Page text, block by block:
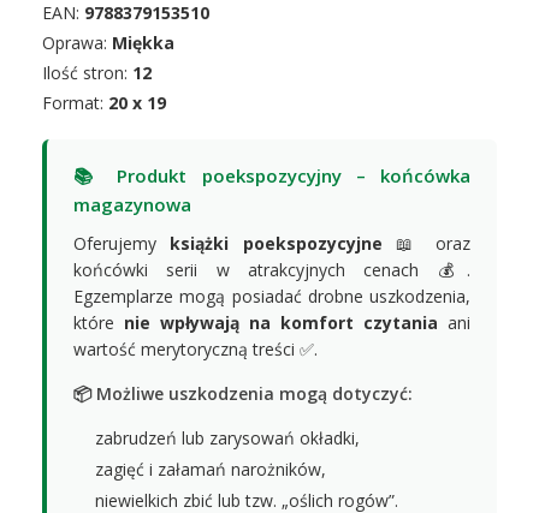
EAN: 9788379153510
Oprawa: Miękka
Ilość stron: 12
Format: 20 x 19
📚 Produkt poekspozycyjny – końcówka
magazynowa
Oferujemy książki poekspozycyjne 📖 oraz
końcówki serii w atrakcyjnych cenach 💰.
Egzemplarze mogą posiadać drobne uszkodzenia,
które nie wpływają na komfort czytania ani
wartość merytoryczną treści ✅.
📦 Możliwe uszkodzenia mogą dotyczyć:
zabrudzeń lub zarysowań okładki,
zagięć i załamań narożników,
niewielkich zbić lub tzw. „oślich rogów”.